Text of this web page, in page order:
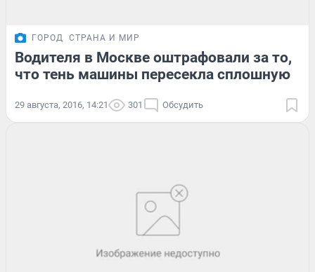
ГОРОД СТРАНА И МИР
Водителя в Москве оштрафовали за то,
что тень машины пересекла сплошную
29 августа, 2016, 14:21 301 Обсудить